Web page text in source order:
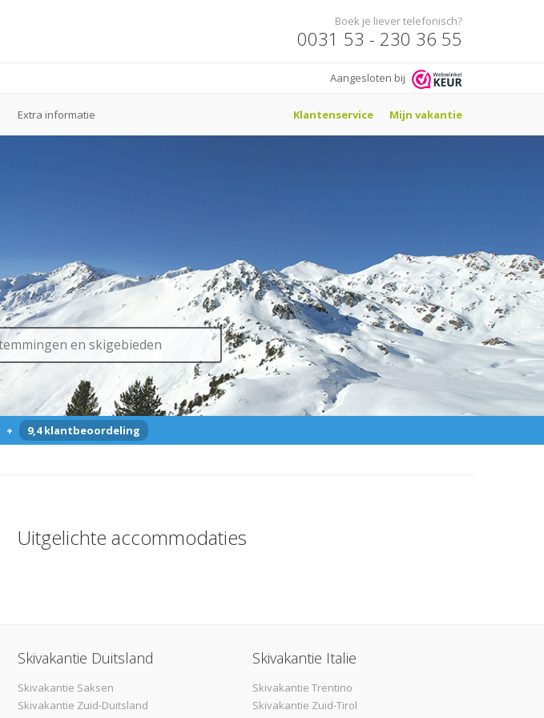
Boek je liever telefonisch?
0031 53 - 230 36 55
Aangesloten bij
Extra informatie Klantenservice Mijn vakantie
+ 9,4 klantbeoordeling
Uitgelichte accommodaties
Skivakantie Duitsland
Skivakantie Saksen
Skivakantie Zuid-Duitsland
Skivakantie Italie
Skivakantie Trentino
Skivakantie Zuid-Tirol